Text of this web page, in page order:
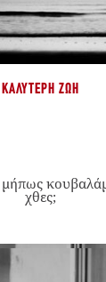
ΚΑΛΎΤΕΡΗ ΖΩΉ
χθες;